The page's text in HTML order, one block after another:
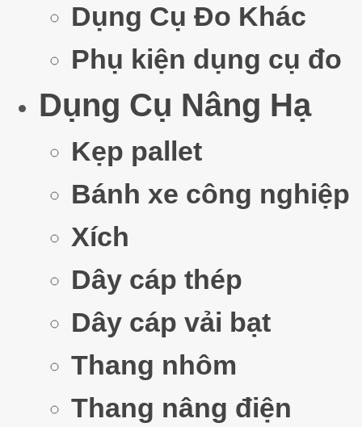
Dụng Cụ Đo Khác
Phụ kiện dụng cụ đo
Dụng Cụ Nâng Hạ
Kẹp pallet
Bánh xe công nghiệp
Xích
Dây cáp thép
Dây cáp vải bạt
Thang nhôm
Thang nâng điện